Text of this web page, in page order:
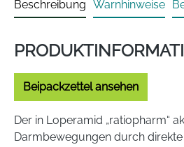
Beschreibung Warnhinweise
Beipackzettel ansehen
Der in Loperamid „ratiopharm“
Darmbewegungen durch direkte